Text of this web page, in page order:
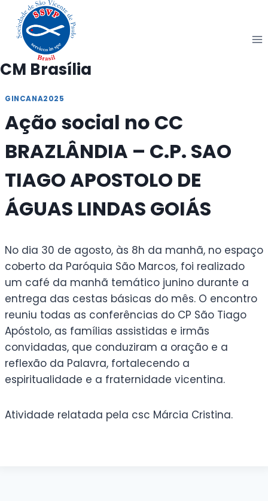
Pular
para
Conteúdo
CM Brasília
GINCANA2025
Ação social no CC
BRAZLÂNDIA – C.P. SAO
TIAGO APOSTOLO DE
ÁGUAS LINDAS GOIÁS
No dia 30 de agosto, às 8h da manhã, no espaço
coberto da Paróquia São Marcos, foi realizado
um café da manhã temático junino durante a
entrega das cestas básicas do mês. O encontro
reuniu todas as conferências do CP São Tiago
Apóstolo, as famílias assistidas e irmãs
convidadas, que conduziram a oração e a
reflexão da Palavra, fortalecendo a
espiritualidade e a fraternidade vicentina.
Atividade relatada pela csc Márcia Cristina.